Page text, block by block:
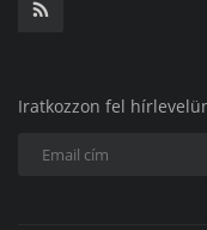
Iratkozzon fel